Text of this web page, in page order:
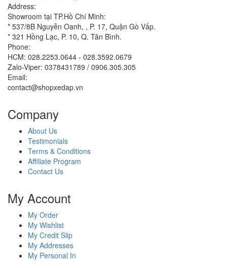
Address:
Showroom tại TP.Hồ Chí Minh:
* 537/8B Nguyễn Oanh, , P. 17, Quận Gò Vấp.
* 321 Hồng Lạc, P. 10, Q. Tân Bình.
Phone:
HCM: 028.2253.0644 - 028.3592.0679
Zalo-Viper: 0378431789 / 0906.305.305
Email:
contact@shopxedap.vn
Company
About Us
Testimonials
Terms & Conditions
Affiliate Program
Contact Us
My Account
My Order
My Wishlist
My Credit Slip
My Addresses
My Personal In